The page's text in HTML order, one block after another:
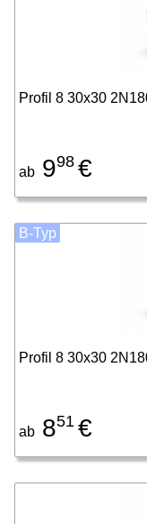
Profil 8 30x30
ab 998 €
Profil 8 30x30
ab 851 €
B-Typ